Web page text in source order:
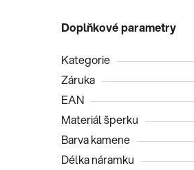
Doplňkové parametry
Kategorie
Záruka
EAN
Materiál šperku
Barva kamene
Délka náramku